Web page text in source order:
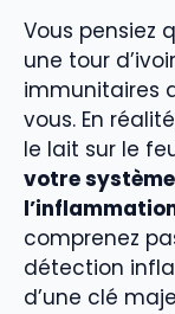
Vous pensiez
une tour
immunitaires
vous. En
le lait sur le
votre
comprenez
détection
d’une clé